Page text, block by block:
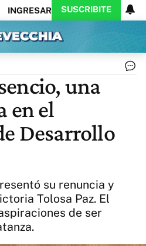
INGRESAR SUSCRIBITE
Opinión
Educación
Reperfilar
una
en el
Desarrollo
su renuncia y
Tolosa Paz. El
de ser